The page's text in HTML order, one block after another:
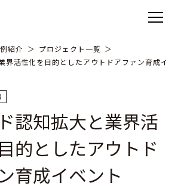
紹介
プロジェクト一覧
界活性化を目的としたアウトドアファン育成イベ
認知拡大と業界活
的としたアウトド
育成イベント